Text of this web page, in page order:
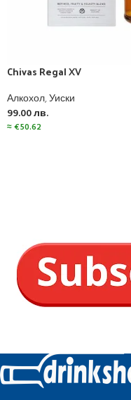
Chivas Regal XV
Алкохол,Уиски
99.00лв.
≈€50.62